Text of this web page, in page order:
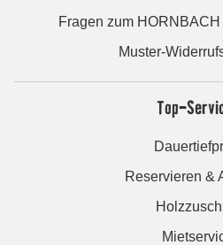
Fragen zum
Muster-
Top-
Reservieren &